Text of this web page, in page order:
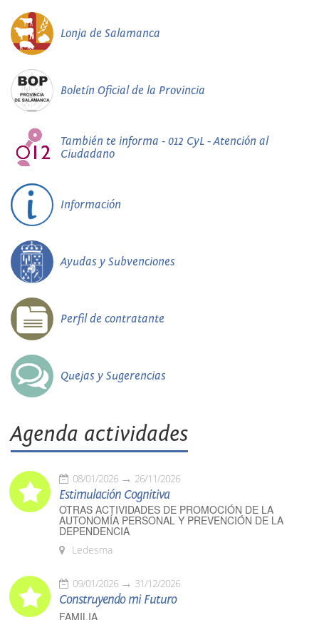
Lonja de Salamanca
Boletín Oficial de la Provincia
También te informa - 012 CyL - Atención al
Ciudadano
Información
Ayudas y Subvenciones
Perfil de contratante
Quejas y Sugerencias
Agenda actividades
08/01/2026 26/11/2026
Estimulación Cognitiva
OTRAS ACTIVIDADES DE PROMOCIÓN DE LA
AUTONOMÍA PERSONAL Y PREVENCIÓN DE LA
DEPENDENCIA
Ledesma
09/01/2026 31/12/2026
Construyendo mi Futuro
FAMILIA